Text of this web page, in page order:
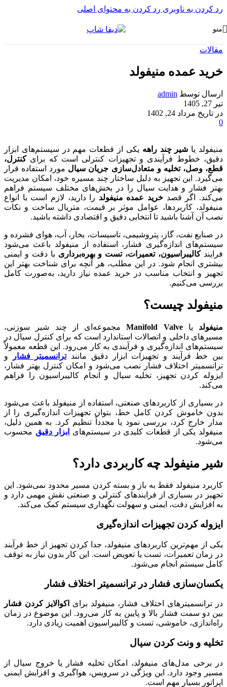
رد کردن به ناوبری رد کردن به محتوای اصلی
منو
مقالات
خرید عمده منیفولد
ارسال توسط admin
تیر 27, 1405
در تاریخ مرداد 24, 1402
0
منیفولد یا شیر چند راهه یکی از قطعات مهم در سیستم‌های ابزار
دقیق، خطوط فرآیندی و تجهیزات کنترلی است که برایکنترل،
قطع، وصل، تخلیه و متعادل‌سازی جریان سیال مورد استفاده قرار
می‌گیرد. این تجهیز به دلیل ساختار چند مسیره خود، امکان مدیریت
بهتر فشار و هدایت سیال را در بخش‌های مختلف سیستم فراهم
می‌کند. اگر قصد خرید عمده منیفولد را دارید، لازم است با انواع
منیفولد، کاربردها، عوامل موثر بر قیمت، متریال ساخت و نکات
نصب آن آشنا باشید تا انتخابی دقیق و اقتصادی داشته باشید.
در صنایع نفت، گاز، پتروشیمی، تاسیسات، بخار، آب، هوای فشرده و
سیستم‌های اندازه‌گیری فشار، استفاده از منیفولد باعث می‌شود
فرایندکالیبراسیون، تعمیرات، تست و بهره‌برداری با دقت و ایمنی
بیشتری انجام شود. در این مطلب، هر آنچه برای شناخت بهتر این
تجهیز و انتخاب مناسب در خرید عمده نیاز دارید، به‌صورت کامل
بررسی می‌کنیم.
منیفولد چیست؟
منیفولد یاManifold Valveمجموعه‌ای از چند شیر سوزنی،
مسیرهای داخلی و اتصالات استاندارد است که برای کنترل سیال در
سیستم‌های اندازه‌گیری و فرآیندی به کار می‌رود. این قطعه معمولاً
بین خط فرآیند و تجهیزات ابزار دقیق مانندترانسمیتر فشار
و
ترانسمیتر اختلاف فشار نصب می‌شود و امکان کنترل بهتر فشار،
ایزوله کردن تجهیز، تخلیه سیال و انجام کالیبراسیون را فراهم
می‌کند.
در بسیاری از کاربردهای صنعتی، استفاده از منیفولد باعث می‌شود
بدون خاموش کردن کامل خط، بتوان تجهیزات اندازه‌گیری را از
مدار خارج کرد، بررسی نمود یا مجدداً تنظیم کرد. به همین دلیل،
منیفولد یکی از قطعات کلیدی در سیستم‌های
ابزار دقیق محسوب
می‌شود.
شیر منیفولد چه کاربردی دارد؟
کاربرد منیفولد فقط به باز و بسته کردن مسیر محدود نمی‌شود. این
تجهیز در بسیاری از فرایندهای کنترلی و صنعتی نقش مهمی دارد و
به افزایش دقت، ایمنی و سهولت نگهداری سیستم کمک می‌کند.
ایزوله کردن تجهیزات اندازه‌گیری
یکی از مهم‌ترین کاربردهای منیفولد، جدا کردن تجهیز از خط فرآیند
در زمان تعمیرات، تست یا تعویض است. این کار بدون نیاز به توقف
کامل سیستم انجام می‌شود.
یکسان‌سازی فشار در ترانسمیتر اختلاف فشار
در ترانسمیترهای اختلاف فشار، منیفولد برای اکوالایز کردن فشار
بین دو سمت فشار بالا و پایین به کار می‌رود. این موضوع در زمان
راه‌اندازی، خاموشی، تست و کالیبراسیون اهمیت زیادی دارد.
تخلیه و ونت کردن سیال
در برخی مدل‌های منیفولد، امکان تخلیه فشار یا خروج سیال از
مسیر وجود دارد. این ویژگی در سرویس، هواگیری و افزایش ایمنی
اپراتور بسیار مهم است.